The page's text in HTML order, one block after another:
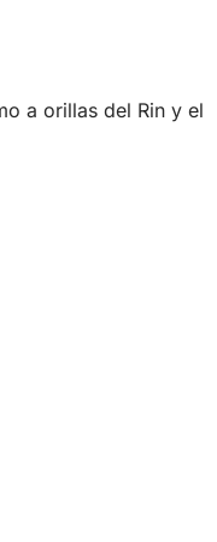
a orillas del Rin y el